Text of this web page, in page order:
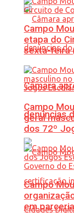
Câmara
denúncias
Campo
etapa do
sexta-feira
Campo
geral
dos 72º
Campo
em